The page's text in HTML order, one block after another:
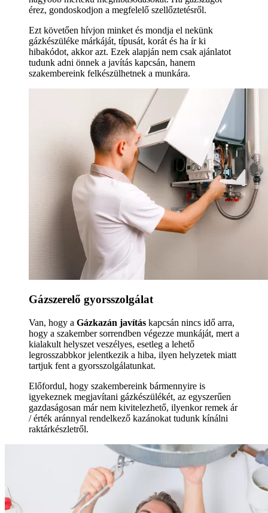
érez, gondoskodjon a megfelelő szellőztetésről.
Ezt követően hívjon minket és mondja el nekünk
gázkészüléke márkáját, típusát, korát és ha ír ki
hibakódot, akkor azt. Ezek alapján nem csak ajánlatot
tudunk adni önnek a javítás kapcsán, hanem
szakembereink felkészülhetnek a munkára.
Gázszerelő gyorsszolgálat
Van, hogy a Gázkazán javítás kapcsán nincs idő arra,
hogy a szakember sorrendben végezze munkáját, mert a
kialakult helyszet veszélyes, esetleg a lehető
legrosszabbkor jelentkezik a hiba, ilyen helyzetek miatt
tartjuk fent a gyorsszolgálatunkat.
Előfordul, hogy szakembereink bármennyire is
igyekeznek megjavítani gázkészülékét, az egyszerűen
gazdaságosan már nem kivitelezhető, ilyenkor remek ár
/ érték aránnyal rendelkező kazánokat tudunk kínálni
raktárkészletről.